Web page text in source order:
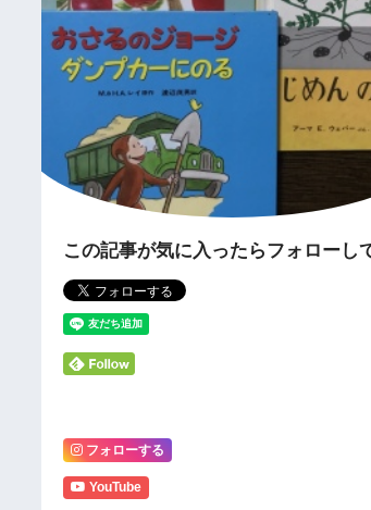
この記事が気に入ったらフォローし
フォローする
YouTube